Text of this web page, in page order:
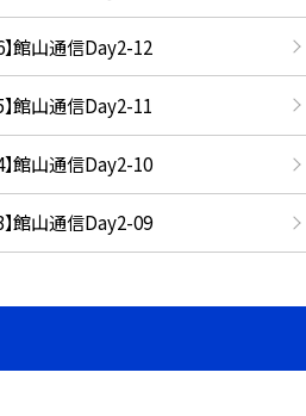
館山通信Day2-12
館山通信Day2-11
館山通信Day2-10
館山通信Day2-09